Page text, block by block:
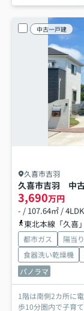
中古一戸建
久喜市吉羽
久喜市吉羽 中
3,690万円
- / 107.64㎡ /
東北本線「久喜
都市ガス 陽当
食器洗い乾燥機
パノラマ
1階は南側2カ所に電動